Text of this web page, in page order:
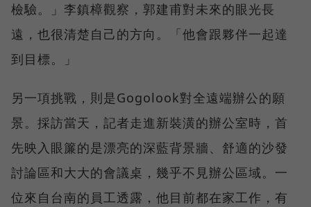
檢驗。」李鎮樟觀察，郭建甫對未來的眼光長
遠，也很清楚自己的方向。「他會跟夥伴一起達
到目標。」
另一項挑戰，則是Gogolook對全遠端辦公的願
景。採訪當天，記者走進新裝潢的辦公室時，首
先映入眼簾的是漂亮的深藍背景牆、舒適的沙發
討論區和大大的會議桌，幾乎不見辦公區域。一
位來自台南的員工透露，他目前都在家工作，有